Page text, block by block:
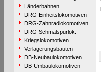
Länderbahnen
DRG-Einheitslokomotiven
DRG-Zahnradlokomotiven
DRG-Schmalspurlok.
Kriegslokomotiven
Verlagerungsbauten
DB-Neubaulokomotiven
DB-Umbaulokomotiven